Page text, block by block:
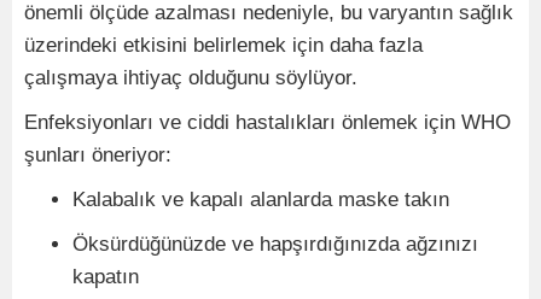
önemli ölçüde azalması nedeniyle, bu varyantın sağlık
üzerindeki etkisini belirlemek için daha fazla
çalışmaya ihtiyaç olduğunu söylüyor.
Enfeksiyonları ve ciddi hastalıkları önlemek için WHO
şunları öneriyor:
Kalabalık ve kapalı alanlarda maske takın
Öksürdüğünüzde ve hapşırdığınızda ağzınızı
kapatın